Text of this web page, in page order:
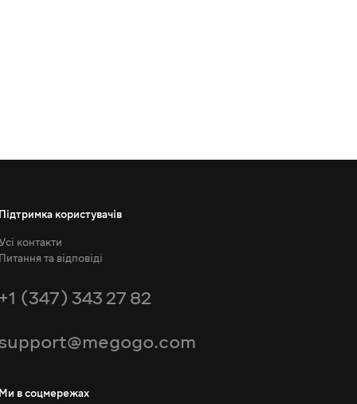
користувачів
контакти
та відповіді
(347) 343 27 82
в соцмережах